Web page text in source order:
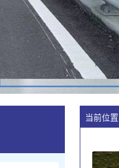
当前位